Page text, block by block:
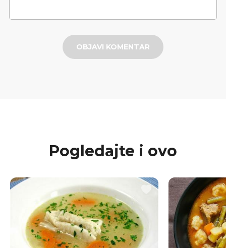
OBJAVI KOMENTAR
Pogledajte i ovo